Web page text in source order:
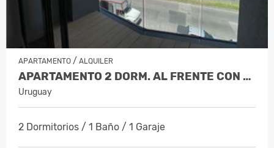
APARTAMENTO / ALQUILER
APARTAMENTO 2 DORM. AL FRENTE CON TERRAZA. LA BLANQUEADA
Uruguay
2 Dormitorios / 1 Baño / 1 Garaje